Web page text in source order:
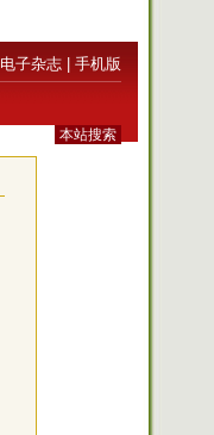
电子杂志 手机版